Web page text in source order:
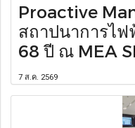
Proactive
สถาปนาการไ
68 ปี ณ MEA
7 ส.ค. 2569